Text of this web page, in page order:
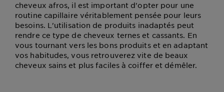
cheveux afros, il est important d'opter pour une
routine capillaire véritablement pensée pour leurs
besoins. L'utilisation de produits inadaptés peut
rendre ce type de cheveux ternes et cassants. En
vous tournant vers les bons produits et en adaptant
vos habitudes, vous retrouverez vite de beaux
cheveux sains et plus faciles à coiffer et démêler.